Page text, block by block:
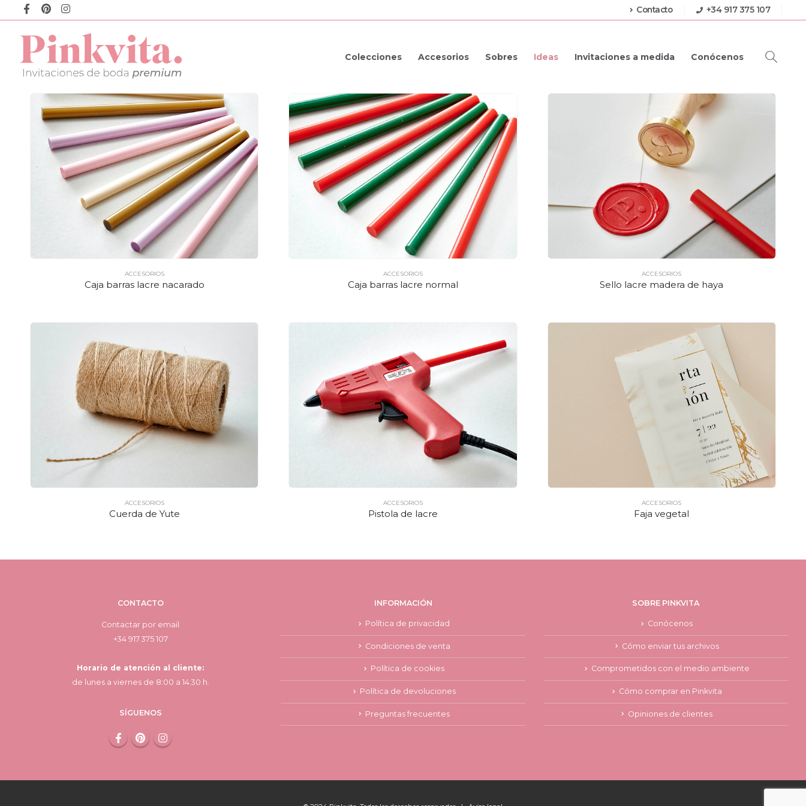
Contacto +34 917 375 107
Colecciones Accesorios Sobres Ideas Invitaciones a medida Conócenos
ACCESORIOS
Caja barras lacre nacarado
ACCESORIOS
Caja barras lacre normal
ACCESORIOS
Sello lacre madera de haya
ACCESORIOS
Cuerda de Yute
ACCESORIOS
Pistola de lacre
ACCESORIOS
Faja vegetal
CONTACTO
Contactar por email
+34 917 375 107
Horario de atención al cliente:
de lunes a viernes de 8:00 a 14:30 h.
SÍGUENOS
INFORMACIÓN
Política de privacidad
Condiciones de venta
Política de cookies
Política de devoluciones
Preguntas frecuentes
SOBRE PINKVITA
Conócenos
Cómo enviar tus archivos
Comprometidos con el medio ambiente
Cómo comprar en Pinkvita
Opiniones de clientes